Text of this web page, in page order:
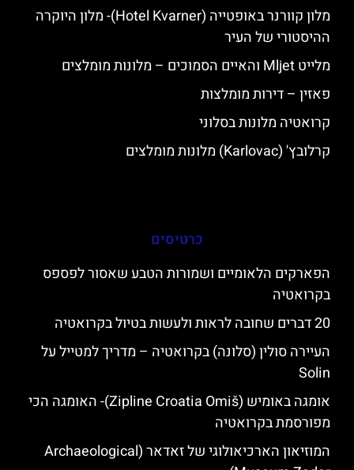
מלון קוורנר באופטייה (Hotel Kvarner)- מלון היוקרה
ההיסטורי של העיר
מלייט Mljet והאיים הסמוכים – מלונות מומלצים
פאזין – דירות מומלצות
קרואטיה מלונות בסלוני
קרלובץ' (Karlovac) מלונות מומלצים
כרטיסים
הפארקים הלאומיים ושמורות הטבע שאסור לפספס
בקרואטיה
20 דברים שחובה לראות ולעשות בטיול בקרואטיה
העיירה סולין (סלונה) בקרואטיה – מדריך למטייל על
Solin
אומגה באומיש (Zipline Croatia Omiš)- האומגה הכי
מפורסמת בקרואטיה
המוזיאון הארכיאולוגי של זאדאר (Archaeological